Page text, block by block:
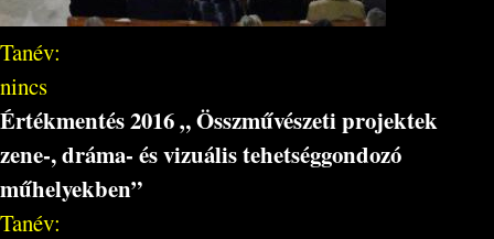
Tanév:
nincs
Értékmentés 2016 „ Összművészeti projektek
zene-, dráma- és vizuális tehetséggondozó
műhelyekben”
Tanév: